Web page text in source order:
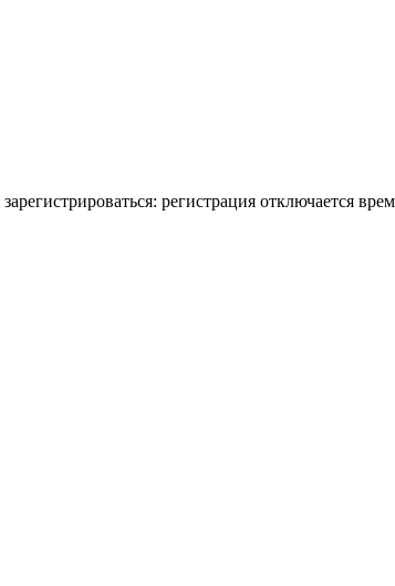
регистрация отключается